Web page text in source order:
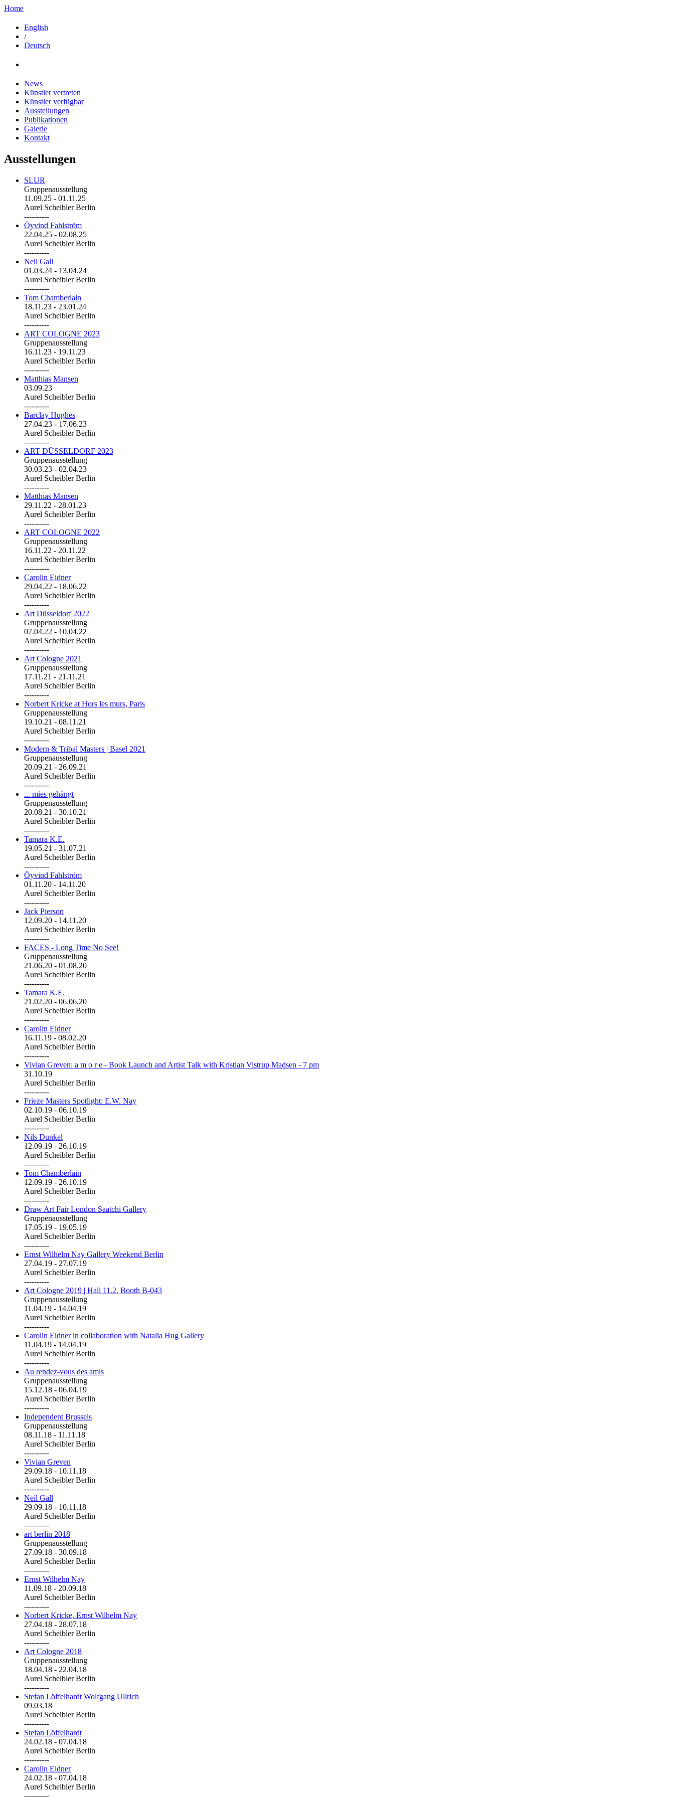
Home
English
/
Deutsch
News
Künstler vertreten
Künstler verfügbar
Ausstellungen
Publikationen
Galerie
Kontakt
Ausstellungen
SLUR
Gruppenausstellung
11.09.25 - 01.11.25
Aurel Scheibler Berlin
----------
Öyvind Fahlström
22.04.25 - 02.08.25
Aurel Scheibler Berlin
----------
Neil Gall
01.03.24 - 13.04.24
Aurel Scheibler Berlin
----------
Tom Chamberlain
18.11.23 - 23.01.24
Aurel Scheibler Berlin
----------
ART COLOGNE 2023
Gruppenausstellung
16.11.23 - 19.11.23
Aurel Scheibler Berlin
----------
Matthias Mansen
03.09.23
Aurel Scheibler Berlin
----------
Barclay Hughes
27.04.23 - 17.06.23
Aurel Scheibler Berlin
----------
ART DÜSSELDORF 2023
Gruppenausstellung
30.03.23 - 02.04.23
Aurel Scheibler Berlin
----------
Matthias Mansen
29.11.22 - 28.01.23
Aurel Scheibler Berlin
----------
ART COLOGNE 2022
Gruppenausstellung
16.11.22 - 20.11.22
Aurel Scheibler Berlin
----------
Carolin Eidner
29.04.22 - 18.06.22
Aurel Scheibler Berlin
----------
Art Düsseldorf 2022
Gruppenausstellung
07.04.22 - 10.04.22
Aurel Scheibler Berlin
----------
Art Cologne 2021
Gruppenausstellung
17.11.21 - 21.11.21
Aurel Scheibler Berlin
----------
Norbert Kricke at Hors les murs, Paris
Gruppenausstellung
19.10.21 - 08.11.21
Aurel Scheibler Berlin
----------
Modern & Tribal Masters | Basel 2021
Gruppenausstellung
20.09.21 - 26.09.21
Aurel Scheibler Berlin
----------
... mies gehängt
Gruppenausstellung
20.08.21 - 30.10.21
Aurel Scheibler Berlin
----------
Tamara K.E.
19.05.21 - 31.07.21
Aurel Scheibler Berlin
----------
Öyvind Fahlström
01.11.20 - 14.11.20
Aurel Scheibler Berlin
----------
Jack Pierson
12.09.20 - 14.11.20
Aurel Scheibler Berlin
----------
FACES - Long Time No See!
Gruppenausstellung
21.06.20 - 01.08.20
Aurel Scheibler Berlin
----------
Tamara K.E.
21.02.20 - 06.06.20
Aurel Scheibler Berlin
----------
Carolin Eidner
16.11.19 - 08.02.20
Aurel Scheibler Berlin
----------
Vivian Greven: a m o r e - Book Launch and Artist Talk with Kristian Vistrup Madsen - 7 pm
31.10.19
Aurel Scheibler Berlin
----------
Frieze Masters Spotlight: E.W. Nay
02.10.19 - 06.10.19
Aurel Scheibler Berlin
----------
Nils Dunkel
12.09.19 - 26.10.19
Aurel Scheibler Berlin
----------
Tom Chamberlain
12.09.19 - 26.10.19
Aurel Scheibler Berlin
----------
Draw Art Fair London Saatchi Gallery
Gruppenausstellung
17.05.19 - 19.05.19
Aurel Scheibler Berlin
----------
Ernst Wilhelm Nay Gallery Weekend Berlin
27.04.19 - 27.07.19
Aurel Scheibler Berlin
----------
Art Cologne 2019 | Hall 11.2, Booth B-043
Gruppenausstellung
11.04.19 - 14.04.19
Aurel Scheibler Berlin
----------
Carolin Eidner in collaboration with Natalia Hug Gallery
11.04.19 - 14.04.19
Aurel Scheibler Berlin
----------
Au rendez-vous des amis
Gruppenausstellung
15.12.18 - 06.04.19
Aurel Scheibler Berlin
----------
Independent Brussels
Gruppenausstellung
08.11.18 - 11.11.18
Aurel Scheibler Berlin
----------
Vivian Greven
29.09.18 - 10.11.18
Aurel Scheibler Berlin
----------
Neil Gall
29.09.18 - 10.11.18
Aurel Scheibler Berlin
----------
art berlin 2018
Gruppenausstellung
27.09.18 - 30.09.18
Aurel Scheibler Berlin
----------
Ernst Wilhelm Nay
11.09.18 - 20.09.18
Aurel Scheibler Berlin
----------
Norbert Kricke, Ernst Wilhelm Nay
27.04.18 - 28.07.18
Aurel Scheibler Berlin
----------
Art Cologne 2018
Gruppenausstellung
18.04.18 - 22.04.18
Aurel Scheibler Berlin
----------
Stefan Löffelhardt Wolfgang Ullrich
09.03.18
Aurel Scheibler Berlin
----------
Stefan Löffelhardt
24.02.18 - 07.04.18
Aurel Scheibler Berlin
----------
Carolin Eidner
24.02.18 - 07.04.18
Aurel Scheibler Berlin